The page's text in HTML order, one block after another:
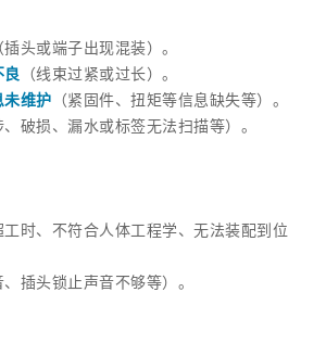
插头或端子出现混装）。
良
（线束过紧或过长）。
未维护 （紧固件、扭矩等信息缺失等）。
、破损、漏水或标签无法扫描等）。
工时、不符合人体工程学、无法装配到位
、插头锁止声音不够等）。